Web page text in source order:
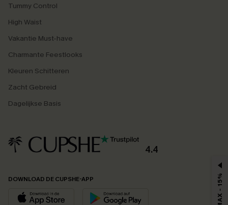
Tummy Control
High Waist
Vakantie Must-have
Charmante Feestlooks
Kleuren Schitteren
Zacht Gebreid
Dagelijkse Basis
4.4
DOWNLOAD DE CUPSHE-APP MAX - 15%